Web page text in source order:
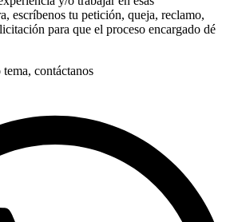
escríbenos tu petición, queja, reclamo,
para que el proceso encargado dé
tema, contáctanos